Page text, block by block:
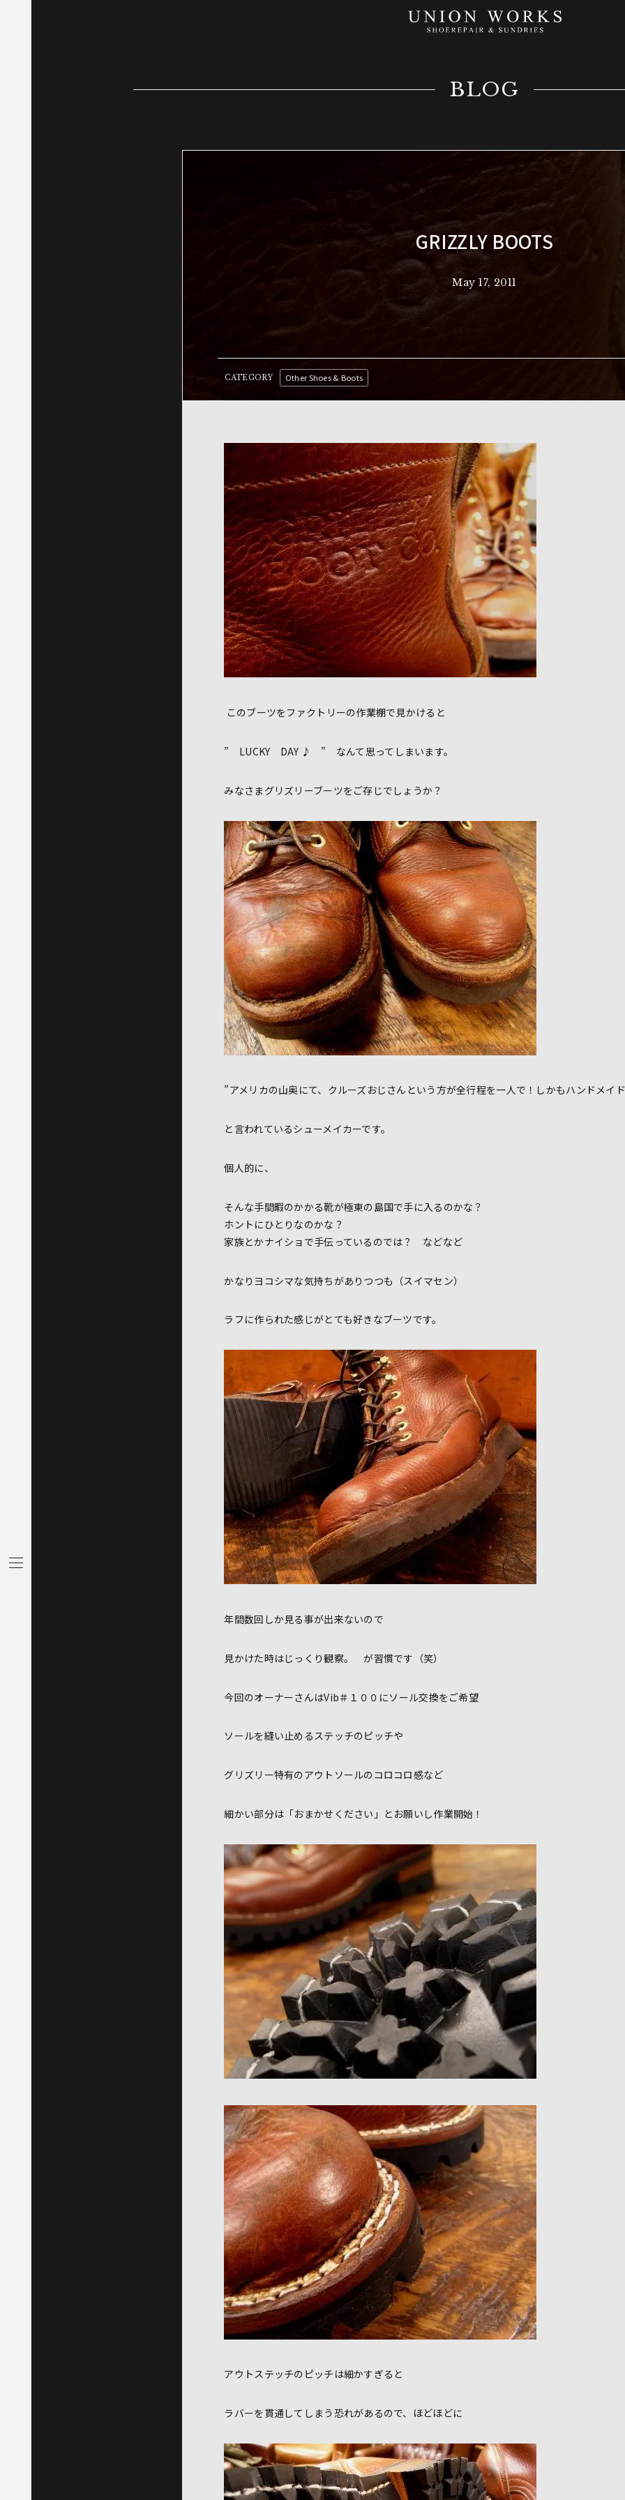
BLOG
GRIZZLY BOOTS
May 17, 2011
CATEGORY Other Shoes & Boots
このブーツをファクトリーの作業棚で見かけると
” LUCKY DAY ♪ ” なんて思ってしまいます。
みなさまグリズリーブーツをご存じでしょうか？
”アメリカの山奥にて、クルーズおじさんという方が全行程を一人で！しかもハンドメイ
と言われているシューメイカーです。
個人的に、
そんな手間暇のかかる靴が極東の島国で手に入るのかな？
ホントにひとりなのかな？
家族とかナイショで手伝っているのでは？ などなど
かなりヨコシマな気持ちがありつつも（スイマセン）
ラフに作られた感じがとても好きなブーツです。
年間数回しか見る事が出来ないので
見かけた時はじっくり観察。 が習慣です（笑）
今回のオーナーさんはVib＃１００にソール交換をご希望
ソールを縫い止めるステッチのピッチや
グリズリー特有のアウトソールのコロコロ感など
細かい部分は「おまかせください」とお願いし作業開始！
アウトステッチのピッチは細かすぎると
ラバーを貫通してしまう恐れがあるので、ほどほどに